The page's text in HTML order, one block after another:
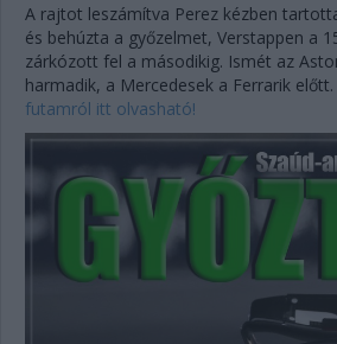
A rajtot leszámítva Perez kézben
és behúzta a győzelmet, Verstappen a
zárkózott fel a másodikig. Ismét az
harmadik, a Mercedesek a Ferrarik előtt.
futamról itt olvasható!